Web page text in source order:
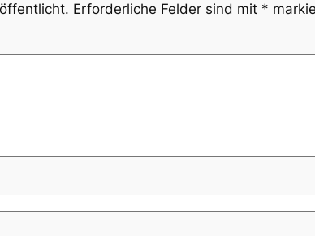
Erforderliche Felder sind mit *